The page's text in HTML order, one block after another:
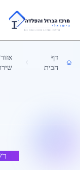
to main content
דף
הבית